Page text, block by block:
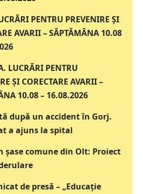
PENTRU PREVENIRE ȘI
AVARII – SĂPTĂMÂNA 10.08
LUCRĂRI PENTRU
ȘI CORECTARE AVARII –
10.08 – 16.08.2026
după un accident în Gorj.
a ajuns la spital
șase comune din Olt: Proiect
de presă – „Educație